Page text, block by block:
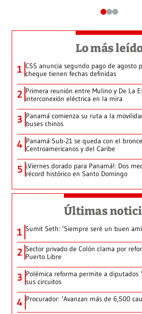
Lo más
1 CSS anuncia segundo pago de agosto
cheque tienen fechas definidas
2 Primera reunión entre Mulino y De La
interconexión eléctrica en la mira
3 Panamá comienza su ruta a la
buses chinos
4 Panamá Sub-21 se queda con el
Centroamericanos y del Caribe
5 ¡Viernes dorado para Panamá!: Dos
récord histórico en Santo Domingo
Últimas
1 Sumit Seth: ‘Siempre seré un buen
2 Sector privado de Colón clama por
Puerto Libre
3 Polémica reforma permite a diputados
sus circuitos
4 Procurador: ‘Avanzan más de 6,500